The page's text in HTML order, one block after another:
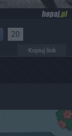
20
Kopiuj link